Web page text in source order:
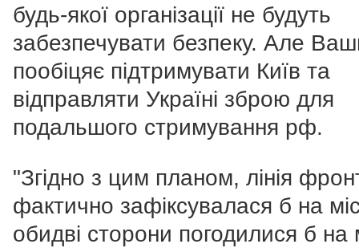
будь-якої організації не будуть
забезпечувати безпеку. Але
пообіцяє підтримувати Київ та
відправляти Україні зброю для
подальшого стримування рф.
"Згідно з цим планом, лінія
фактично зафіксувалася б на
обидві сторони погодилися б